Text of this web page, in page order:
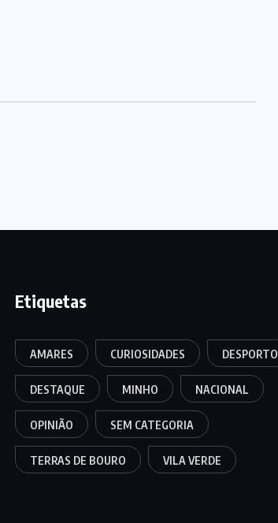
Etiquetas
AMARES CURIOSIDADES DESPORTO
DESTAQUE MINHO NACIONAL
OPINIÃO SEM CATEGORIA
TERRAS DE BOURO VILA VERDE